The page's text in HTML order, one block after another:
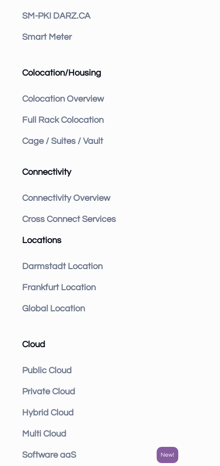
SM-PKI DARZ.CA
Smart Meter
Colocation/Housing
Colocation Overview
Full Rack Colocation
Cage / Suites / Vault
Connectivity
Connectivity Overview
Cross Connect Services
Locations
Darmstadt Location
Frankfurt Location
Global Location
Cloud
Public Cloud
Private Cloud
Hybrid Cloud
Multi Cloud
Software aaS